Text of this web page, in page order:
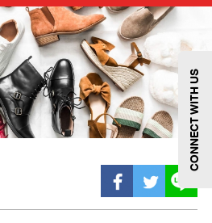
เอ็นเตอร์เทนเม้นท์
แฟชั่น
ต่งบ้าน แม่และเด็ก
ไลฟ์สไตล์
คิดส์ กีฬา
ซูเปอร์มาร์เก็ต
ลยี
สุขภาพและความงาม
@Megabangna
CONNECT WITH US